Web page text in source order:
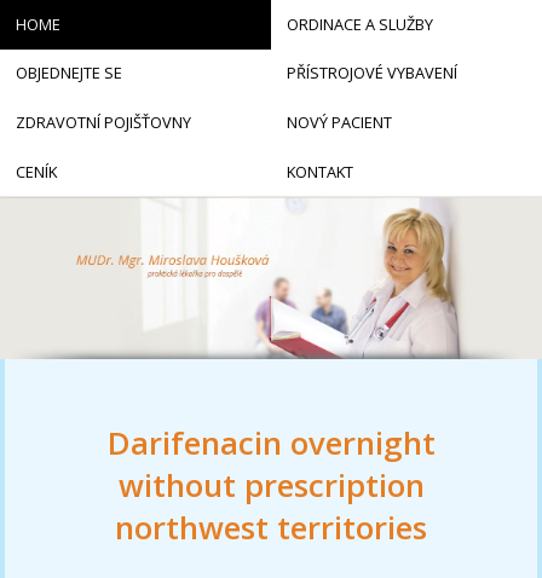
Darifenacin overnight
without prescription
northwest territories
HOME ORDINACE A SLUŽBY
OBJEDNEJTE SE PŘÍSTROJOVÉ VYBAVENÍ
ZDRAVOTNÍ POJIŠŤOVNY NOVÝ PACIENT
CENÍK KONTAKT